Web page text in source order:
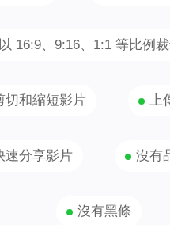
以 16:9、9:16、1:1 等比例
切和縮短影片 上
速分享影片 沒有
沒有黑條